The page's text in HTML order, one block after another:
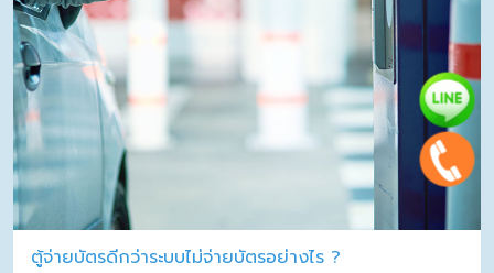
ตู้จ่ายบัตรดีกว่าระบบไม่จ่ายบัตรอย่างไร ?